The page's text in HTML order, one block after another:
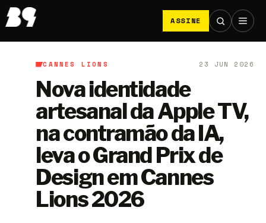
ASSINE
B9/Cannes Lions
CANNES LIONS 23 JUN 2026
Nova identidade
artesanal da Apple TV,
na contramão da IA,
leva o Grand Prix de
Design em Cannes
Lions 2026